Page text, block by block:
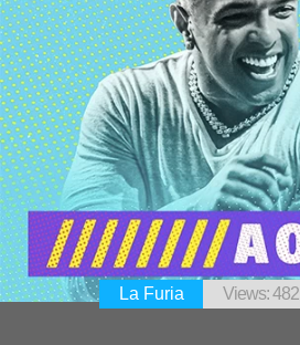
La Furia Views: 482